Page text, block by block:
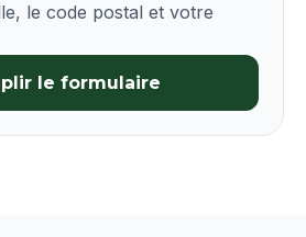
le code postal et votre
le formulaire